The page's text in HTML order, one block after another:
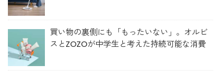
買い物の裏側にも「もったいない」。オルビ
スとZOZOが中学生と考えた持続可能な消費